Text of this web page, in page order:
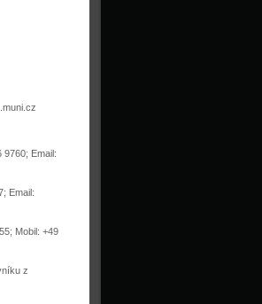
Email:
Email:
Mobil: +49
z